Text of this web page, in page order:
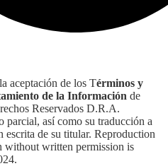
aceptación de los Términos y
de la Información de
Reservados D.R.A.
parcial, así como su traducción a
de su titular. Reproduction
without written permission is